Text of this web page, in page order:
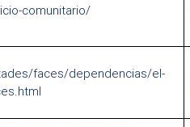
comunitario/
faces/dependencias/el-